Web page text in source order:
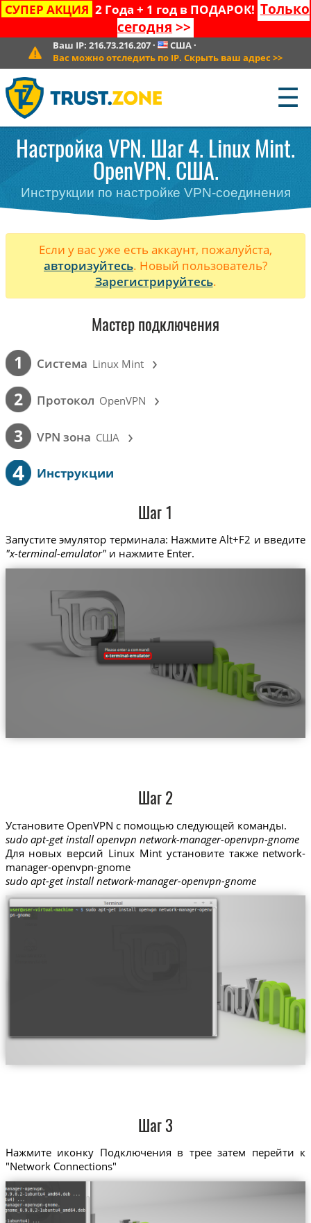
СУПЕР АКЦИЯ 2 Года + 1 год в ПОДАРОК! Только
сегодня >>
Ваш IP: 216.73.216.207· США·
Вас можно отследить по IP. Скрыть ваш адрес >>
☰
Настройка VPN. Шаг 4. Linux Mint.
OpenVPN. США.
Инструкции по настройке VPN-соединения
Если у вас уже есть аккаунт, пожалуйста,
авторизуйтесь. Новый пользователь?
Зарегистрируйтесь.
Мастер подключения
1 Cистема Linux Mint ›
2 Протокол OpenVPN ›
3 VPN зона США ›
4 Инструкции
Шаг 1
Запустите эмулятор терминала: Нажмите Alt+F2 и введите
"x-terminal-emulator"и нажмите Enter.
Шаг 2
Установите OpenVPN с помощью следующей команды.
sudo apt-get install openvpn network-manager-openvpn-gnome
Для новых версий Linux Mint установите также network-
manager-openvpn-gnome
sudo apt-get install network-manager-openvpn-gnome
Шаг 3
Нажмите иконку Подключения в трее затем перейти к
"Network Connections"